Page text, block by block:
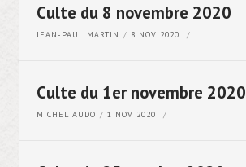
Culte du 8 novembre 2020
JEAN-PAUL MARTIN 8 NOV 2020
Culte du 1er novembre 2020
MICHEL AUDO 1 NOV 2020